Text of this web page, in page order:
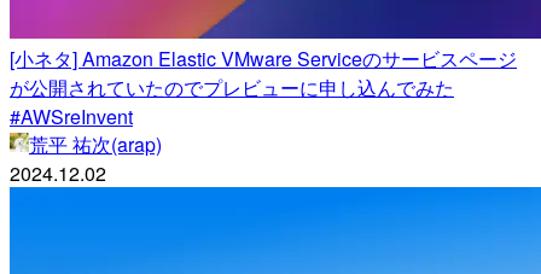
[小ネタ] Amazon Elastic VMware Serviceのサービスページ
が公開されていたのでプレビューに申し込んでみた
#AWSreInvent
荒平 祐次(arap)
2024.12.02